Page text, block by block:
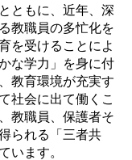
ともに、近年、深
教職員の多忙化を
を受けることによ
な学力」を身に付
教育環境が充実す
社会に出て働くこ
教職員、保護者そ
られる「三者共
います。